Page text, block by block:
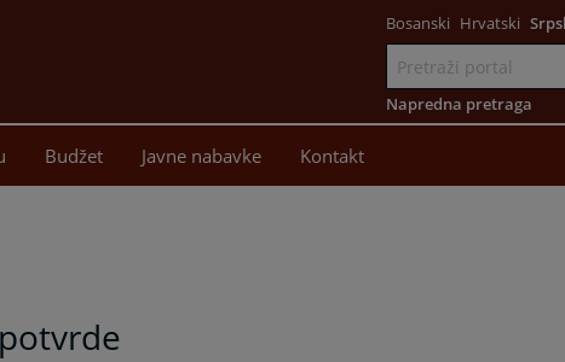
Bosanski Hrvatski
Napredna pretraga
Budžet Javne nabavke Kontakt